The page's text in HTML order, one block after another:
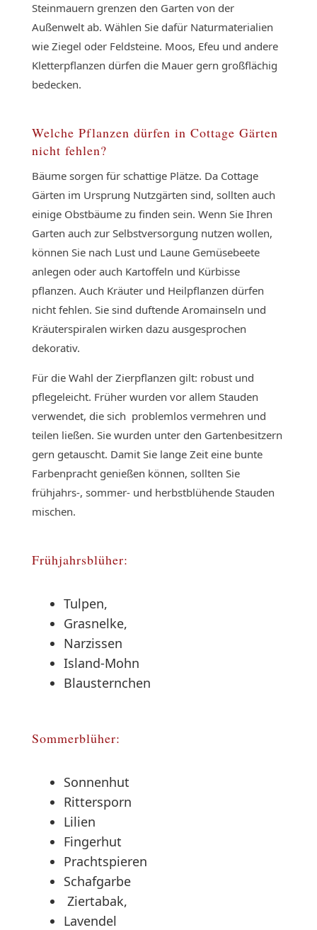
Steinmauern grenzen den Garten von der
Außenwelt ab. Wählen Sie dafür Naturmaterialien
wie Ziegel oder Feldsteine. Moos, Efeu und andere
Kletterpflanzen dürfen die Mauer gern großflächig
bedecken.
Welche Pflanzen dürfen in Cottage Gärten
nicht fehlen?
Bäume sorgen für schattige Plätze. Da Cottage
Gärten im Ursprung Nutzgärten sind, sollten auch
einige Obstbäume zu finden sein. Wenn Sie Ihren
Garten auch zur Selbstversorgung nutzen wollen,
können Sie nach Lust und Laune Gemüsebeete
anlegen oder auch Kartoffeln und Kürbisse
pflanzen. Auch Kräuter und Heilpflanzen dürfen
nicht fehlen. Sie sind duftende Aromainseln und
Kräuterspiralen wirken dazu ausgesprochen
dekorativ.
Für die Wahl der Zierpflanzen gilt: robust und
pflegeleicht. Früher wurden vor allem Stauden
verwendet, die sich problemlos vermehren und
teilen ließen. Sie wurden unter den Gartenbesitzern
gern getauscht. Damit Sie lange Zeit eine bunte
Farbenpracht genießen können, sollten Sie
frühjahrs-, sommer- und herbstblühende Stauden
mischen.
Frühjahrsblüher:
Tulpen,
Grasnelke,
Narzissen
Island-Mohn
Blausternchen
Sommerblüher:
Sonnenhut
Rittersporn
Lilien
Fingerhut
Prachtspieren
Schafgarbe
Ziertabak,
Lavendel